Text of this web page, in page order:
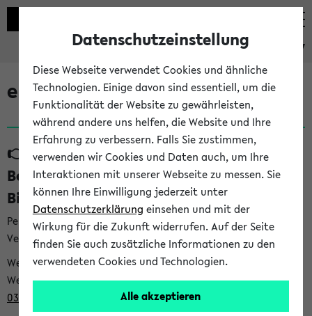
eKVV
eKVV News
👉 Neue Angebote zur
Berufsorientierung an der Universität
Bielefeld (31.07.26)
Per E-Mail eingestellt von career@uni-bielefeld.de an den
Verteiler 'Alle Studierenden':
Webansicht /
Webview <https://t9be21bfb.emailsys1a.net/mailing/203/932
0396/1007481/2/5c029be88e/index.html>
Datenschutzeinstellung
Diese Webseite verwendet Cookies und ähnliche
Technologien. Einige davon sind essentiell, um die
Funktionalität der Website zu gewährleisten,
während andere uns helfen, die Website und Ihre
Erfahrung zu verbessern. Falls Sie zustimmen,
verwenden wir Cookies und Daten auch, um Ihre
Interaktionen mit unserer Webseite zu messen. Sie
können Ihre Einwilligung jederzeit unter
Datenschutzerklärung einsehen und mit der
Wirkung für die Zukunft widerrufen. Auf der Seite
finden Sie auch zusätzliche Informationen zu den
verwendeten Cookies und Technologien.
Alle akzeptieren